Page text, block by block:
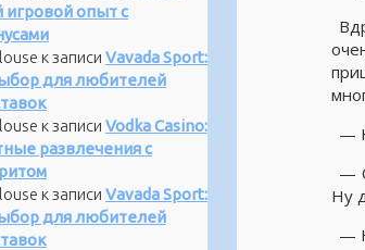
—
—
Ну
—
опыт с
к записи Vavada Sport:
для любителей
к записи Vodka Casino:
развлечения с
к записи Vavada Sport:
для любителей